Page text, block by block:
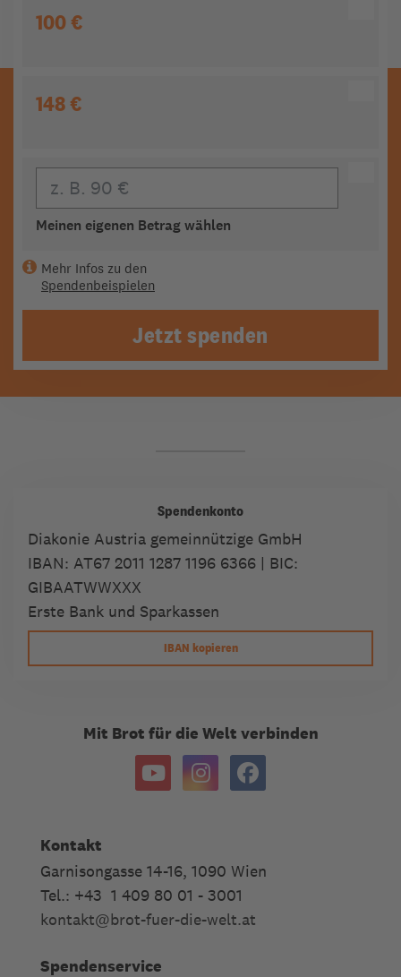
100 €
148 €
Meinen eigenen Betrag wählen
Mehr Infos zu den
Spendenbeispielen
Jetzt spenden
Spendenkonto
Diakonie Austria gemeinnützige GmbH
IBAN: AT67 2011 1287 1196 6366 | BIC:
GIBAATWWXXX
Erste Bank und Sparkassen
IBAN kopieren
Mit Brot für die Welt verbinden
Kontakt
Garnisongasse 14-16, 1090 Wien
Tel.: +43 1 409 80 01 - 3001
kontakt@brot-fuer-die-welt.at
Spendenservice